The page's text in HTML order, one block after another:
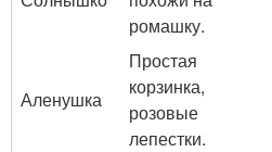
ромашку.
Аленушка
Простая
корзинка,
розовые
лепестки.